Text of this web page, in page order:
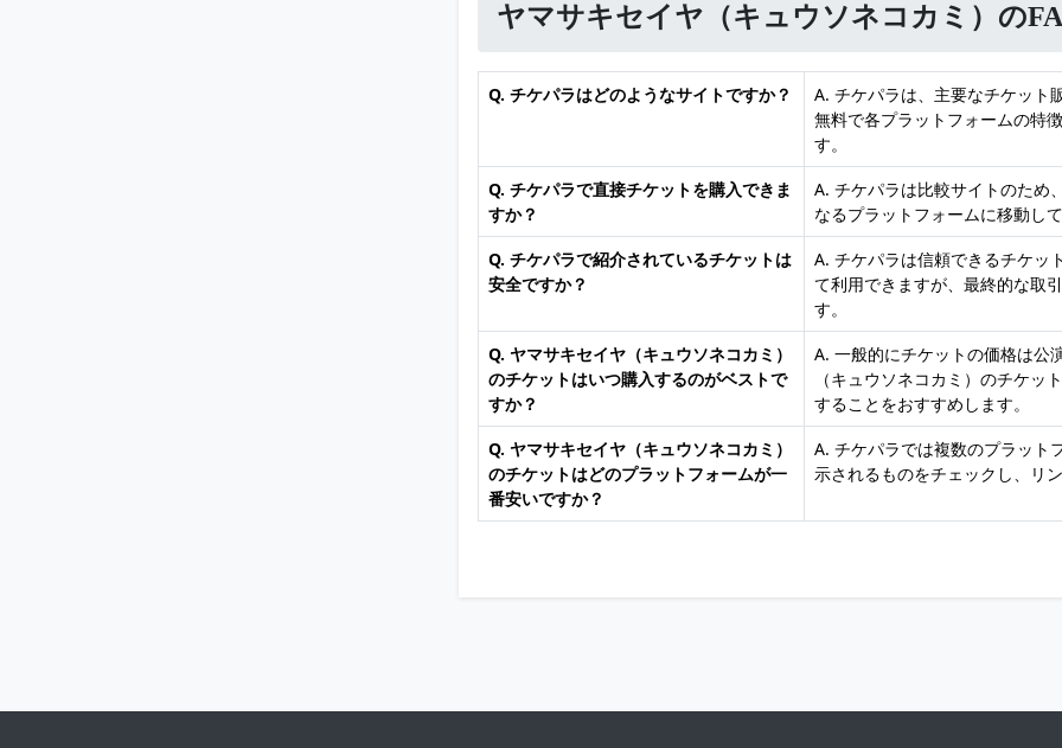
ヤマサキセイヤ（キュウソネコカミ）の
Q. チケパラはどのようなサイトですか？
A. チケパラは、主要なチケット
無料で各プラットフォームの特
す。
Q. チケパラで直接チケットを購入できま
すか？
A. チケパラは比較サイトのため
なるプラットフォームに移動し
Q. チケパラで紹介されているチケットは
安全ですか？
A. チケパラは信頼できるチケッ
て利用できますが、最終的な取
す。
Q. ヤマサキセイヤ（キュウソネコカミ）
のチケットはいつ購入するのがベストで
すか？
A. 一般的にチケットの価格は公
（キュウソネコカミ）のチケ
することをおすすめします。
Q. ヤマサキセイヤ（キュウソネコカミ）
のチケットはどのプラットフォームが一
番安いですか？
A. チケパラでは複数のプラット
示されるものをチェックし、リ